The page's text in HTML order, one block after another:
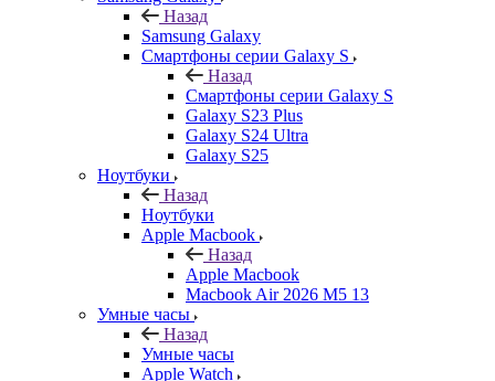
Назад
Samsung Galaxy
Смартфоны серии Galaxy S
Назад
Смартфоны серии Galaxy S
Galaxy S23 Plus
Galaxy S24 Ultra
Galaxy S25
Ноутбуки
Назад
Ноутбуки
Apple Macbook
Назад
Apple Macbook
Macbook Air 2026 M5 13
Умные часы
Назад
Умные часы
Apple Watch